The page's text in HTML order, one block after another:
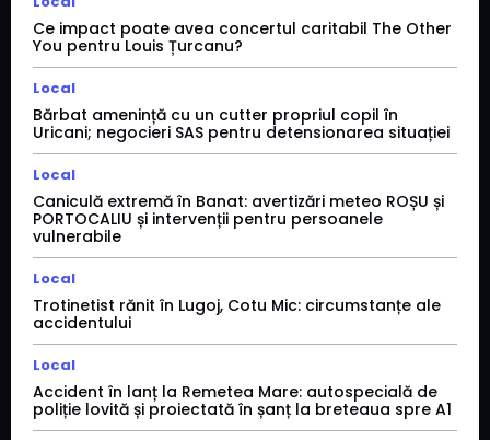
Ce impact poate avea concertul caritabil The Other
You pentru Louis Țurcanu?
Local
Bărbat amenință cu un cutter propriul copil în
Uricani; negocieri SAS pentru detensionarea situației
Local
Caniculă extremă în Banat: avertizări meteo ROȘU și
PORTOCALIU și intervenții pentru persoanele
vulnerabile
Local
Trotinetist rănit în Lugoj, Cotu Mic: circumstanțe ale
accidentului
Local
Accident în lanț la Remetea Mare: autospecială de
poliție lovită și proiectată în șanț la breteaua spre A1